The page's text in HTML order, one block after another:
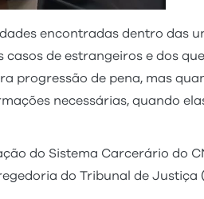
encontradas dentro das
de estrangeiros e dos
progressão de pena, mas
necessárias, quando
do Sistema Carcerário do
do Tribunal de Justiça